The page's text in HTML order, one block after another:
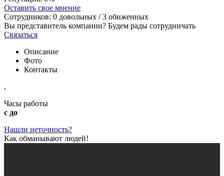
Оставить свое мнение
Сотрудников: 0 довольных /3 обиженных
Вы представитель компании? Будем рады сотрудничать
Связаться
Описание
Фото
Контакты
,
Часы работы
с до
Нашли неточность?
Как обманывают людей!